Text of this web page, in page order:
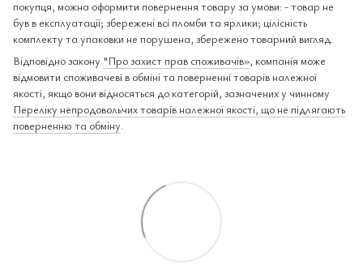
покупця, можна оформити повернення товару за умови: - товар не
був в експлуатації; збережені всі пломби та ярлики; цілісність
комплекту та упаковки не порушена, збережено товарний вигляд.
Відповідно закону "Про захист прав споживачів», компанія може
відмовити споживачеві в обміні та поверненні товарів належної
якості, якщо вони відносяться до категорій, зазначених у чинному
Переліку непродовольчих товарів належної якості, що не підлягають
поверненню та обміну.